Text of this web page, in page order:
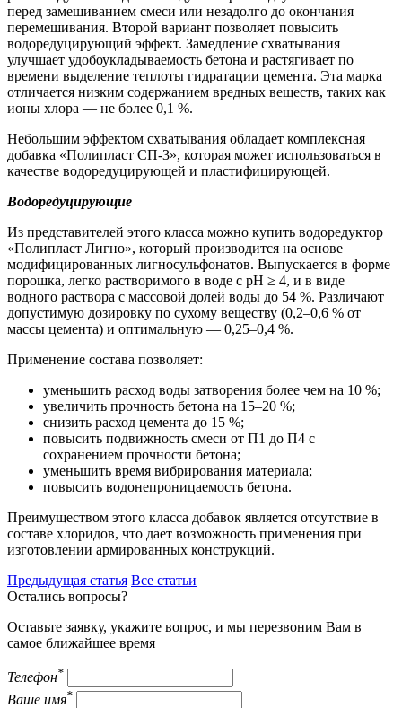
перед замешиванием смеси или незадолго до окончания
перемешивания. Второй вариант позволяет повысить
водоредуцирующий эффект. Замедление схватывания
улучшает удобоукладываемость бетона и растягивает по
времени выделение теплоты гидратации цемента. Эта марка
отличается низким содержанием вредных веществ, таких как
ионы хлора — не более 0,1 %.
Небольшим эффектом схватывания обладает комплексная
добавка «Полипласт СП-3», которая может использоваться в
качестве водоредуцирующей и пластифицирующей.
Водоредуцирующие
Из представителей этого класса можно купить водоредуктор
«Полипласт Лигно», который производится на основе
модифицированных лигносульфонатов. Выпускается в форме
порошка, легко растворимого в воде с рН ≥ 4, и в виде
водного раствора с массовой долей воды до 54 %. Различают
допустимую дозировку по сухому веществу (0,2–0,6 % от
массы цемента) и оптимальную — 0,25–0,4 %.
Применение состава позволяет:
уменьшить расход воды затворения более чем на 10 %;
увеличить прочность бетона на 15–20 %;
снизить расход цемента до 15 %;
повысить подвижность смеси от П1 до П4 с
сохранением прочности бетона;
уменьшить время вибрирования материала;
повысить водонепроницаемость бетона.
Преимуществом этого класса добавок является отсутствие в
составе хлоридов, что дает возможность применения при
изготовлении армированных конструкций.
Предыдущая статья Все статьи
Остались вопросы?
Оставьте заявку, укажите вопрос, и мы перезвоним Вам в
самое ближайшее время
Телефон*
Ваше имя*